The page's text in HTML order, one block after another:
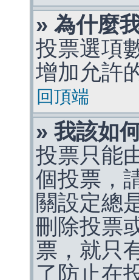
» 為什麼
投票選項
增加允許
回頂端
» 我該如
投票只能
個投票，
關設定總
刪除投票
票，就只
了防止在